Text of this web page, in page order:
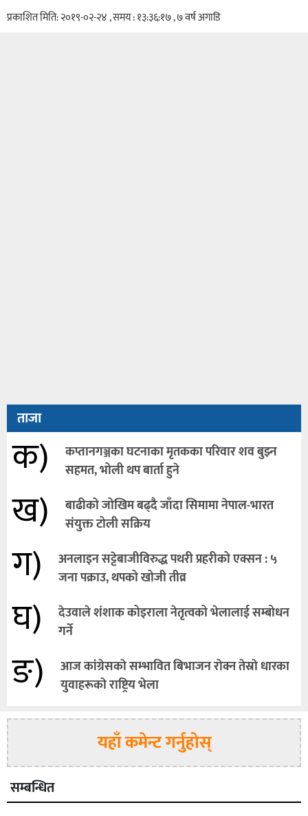
प्रकाशित मिति: २०१९-०२-२४ , समय : १३:३६:१७ , ७ वर्ष अगाडि
ताजा
क)
कप्तानगञ्जका घटनाका मृतकका परिवार शव बुझ्न
सहमत, भोली थप बार्ता हुने
ख)
बाढीको जोखिम बढ्दै जाँदा सिमामा नेपाल-भारत
संयुक्त टोली सक्रिय
ग)
अनलाइन सट्टेबाजीविरुद्ध पथरी प्रहरीको एक्सन : ५
जना पक्राउ, थपको खोजी तीव्र
घ)
देउवाले शंशाक कोइराला नेतृत्वको भेलालाई सम्बोधन
गर्ने
ङ)
आज कांग्रेसकाे सम्भावित बिभाजन राेक्न तेस्राे धारका
युवाहरूकाे राष्ट्रिय भेला
यहाँ कमेन्ट गर्नुहोस्
सम्बन्धित